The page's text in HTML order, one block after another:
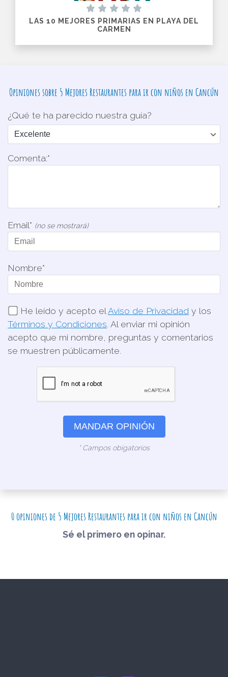
LAS 10 MEJORES PRIMARIAS EN PLAYA DEL
CARMEN
Opiniones sobre 5 Mejores Restaurantes para ir con niños en Cancún
¿Qué te ha parecido nuestra guía?
Comenta:*
Email* (no se mostrará)
Nombre*
He leído y acepto el Aviso de Privacidad y los
Términos y Condiciones. Al enviar mi opinión
acepto que mi nombre, preguntas y comentarios
se muestren públicamente.
MANDAR OPINIÓN
* Campos obigatorios
0 opiniones de 5 Mejores Restaurantes para ir con niños en Cancún
Sé el primero en opinar.